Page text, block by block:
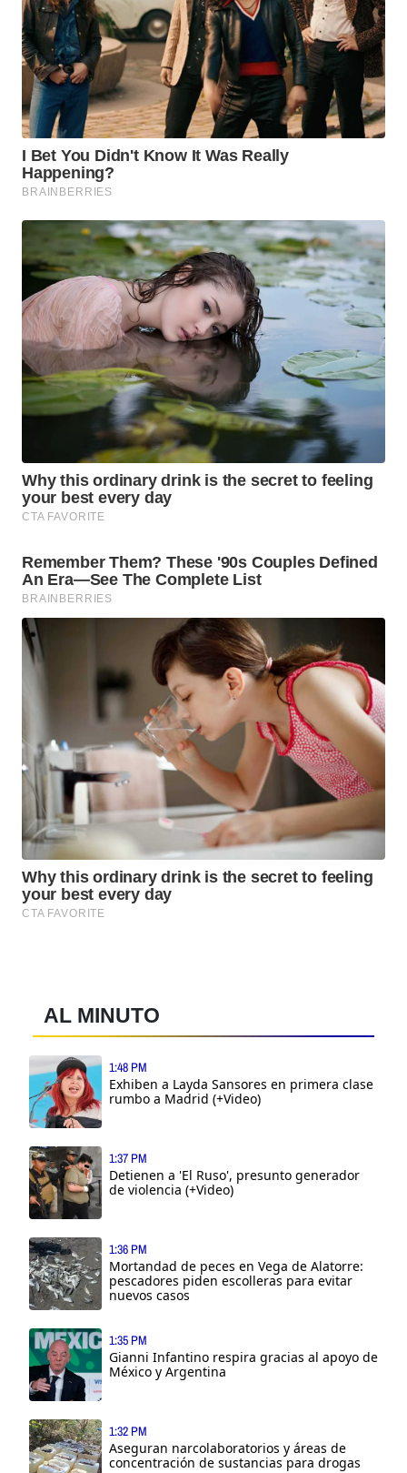
AL MINUTO
1:48 PM
Exhiben a Layda Sansores en primera clase
rumbo a Madrid (+Video)
1:37 PM
Detienen a 'El Ruso', presunto generador
de violencia (+Video)
1:36 PM
Mortandad de peces en Vega de Alatorre:
pescadores piden escolleras para evitar
nuevos casos
1:35 PM
Gianni Infantino respira gracias al apoyo de
México y Argentina
1:32 PM
Aseguran narcolaboratorios y áreas de
concentración de sustancias para drogas